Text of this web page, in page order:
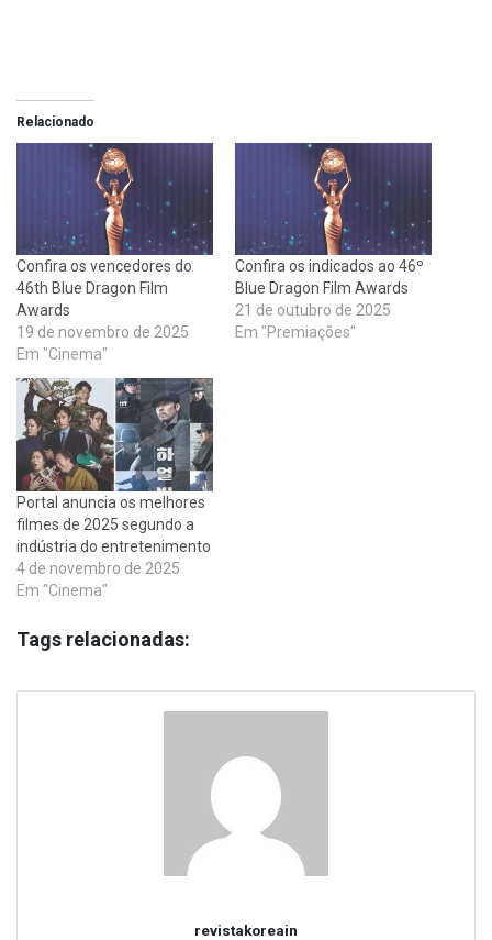
Relacionado
Confira os vencedores do
46th Blue Dragon Film
Awards
19 de novembro de 2025
Em "Cinema"
Confira os indicados ao 46º
Blue Dragon Film Awards
21 de outubro de 2025
Em "Premiações"
Portal anuncia os melhores
filmes de 2025 segundo a
indústria do entretenimento
4 de novembro de 2025
Em "Cinema"
Tags relacionadas:
revistakoreain